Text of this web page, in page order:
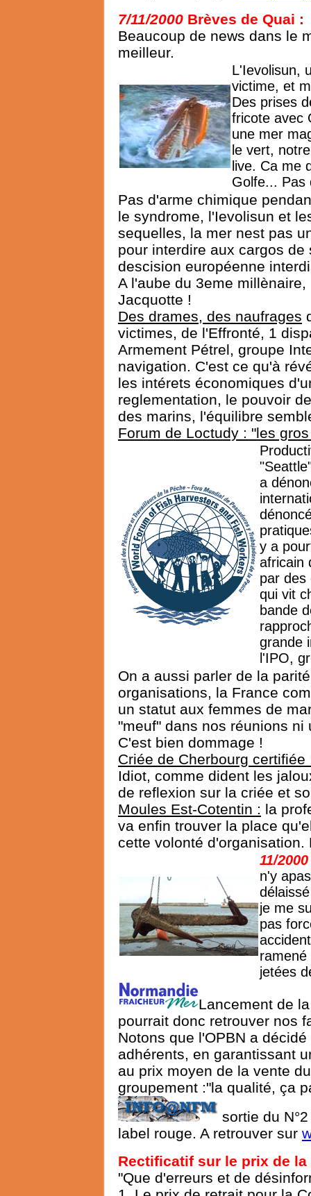
7/11/2000 Brèves de Quai :
Beaucoup de news dans le
meilleur.
L'Ievolisun,
victime, et
Des prises
fricote avec
une mer
le vert,
live. Ca me
Golfe... Pas
Pas d'arme chimique
le syndrome, l'Ievolisun et
sequelles, la mer nest pas
pour interdire aux cargos
descision européenne
A l'aube du 3eme
Jacquotte !
Des drames, des naufrages
victimes, de l'Effronté, 1
Armement Pétrel, groupe
navigation. C'est ce qu'à
les intérets économiques
reglementation, le pouvoir
des marins, l'équilibre
Forum de Loctudy : "les
a
y a
africain
par des
qui vit
bande
grande
l'IPO,
On a aussi parler de la
organisations, la France
un statut aux femmes de
"meuf" dans nos réunions
C'est bien dommage !
Criée de Cherbourg certifiée
Idiot, comme dident les
de reflexion sur la criée et
Moules Est-Cotentin : la
va enfin trouver la place
cette volonté
11/
n'y
je me
pas
jetées
Lancement de
pourrait donc retrouver nos
Notons que l'OPBN a
adhérents, en garantissant
au prix moyen de la vente
groupement :"la qualité, ça
sortie du
label rouge. A retrouver sur
Rectificatif sur le prix de
"Que d'erreurs et de